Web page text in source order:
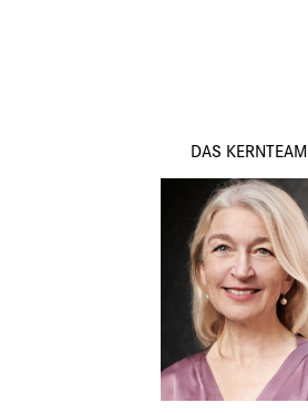
DAS KERNTEAM